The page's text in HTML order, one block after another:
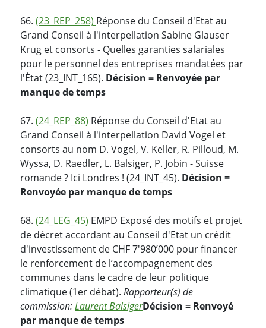
66. (23_REP_258) Réponse du Conseil d'Etat au
Grand Conseil à l'interpellation Sabine Glauser
Krug et consorts - Quelles garanties salariales
pour le personnel des entreprises mandatées par
l'État (23_INT_165). Décision = Renvoyée par
manque de temps
67. (24_REP_88) Réponse du Conseil d'Etat au
Grand Conseil à l'interpellation David Vogel et
consorts au nom D. Vogel, V. Keller, R. Pilloud, M.
Wyssa, D. Raedler, L. Balsiger, P. Jobin - Suisse
romande ? Ici Londres ! (24_INT_45). Décision =
Renvoyée par manque de temps
68. (24_LEG_45) EMPD Exposé des motifs et projet
de décret accordant au Conseil d'Etat un crédit
d'investissement de CHF 7'980’000 pour financer
le renforcement de l’accompagnement des
communes dans le cadre de leur politique
climatique (1er débat). Rapporteur(s) de
commission:Laurent BalsigerDécision = Renvoyé
par manque de temps